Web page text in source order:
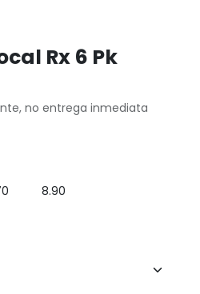
Rx 6 Pk
no entrega inmediata
8.90